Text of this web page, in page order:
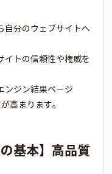
自分のウェブサイトへ
イトの信頼性や権威を
ンジン結果ページ
高まります。
基本】高品質